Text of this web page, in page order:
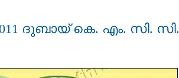
ദുബായ്‌ കെ. എം. സി. സി.